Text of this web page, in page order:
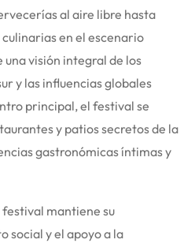
al aire libre hasta
en el escenario
visión integral de los
y las influencias globales
principal, el festival se
y patios secretos de la
gastronómicas íntimas y
festival mantiene su
social y el apoyo a la